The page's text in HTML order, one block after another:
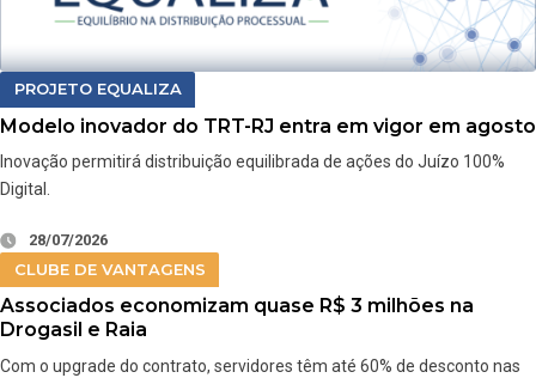
CLUBE DE VANTAGENS
Associados economizam quase R$ 3 milhões na
Drogasil e Raia
Com o upgrade do contrato, servidores têm até 60% de desconto nas
PROJETO EQUALIZA
Modelo inovador do TRT-RJ entra em vigor em agosto
Inovação permitirá distribuição equilibrada de ações do Juízo 100%
Digital.
28/07/2026